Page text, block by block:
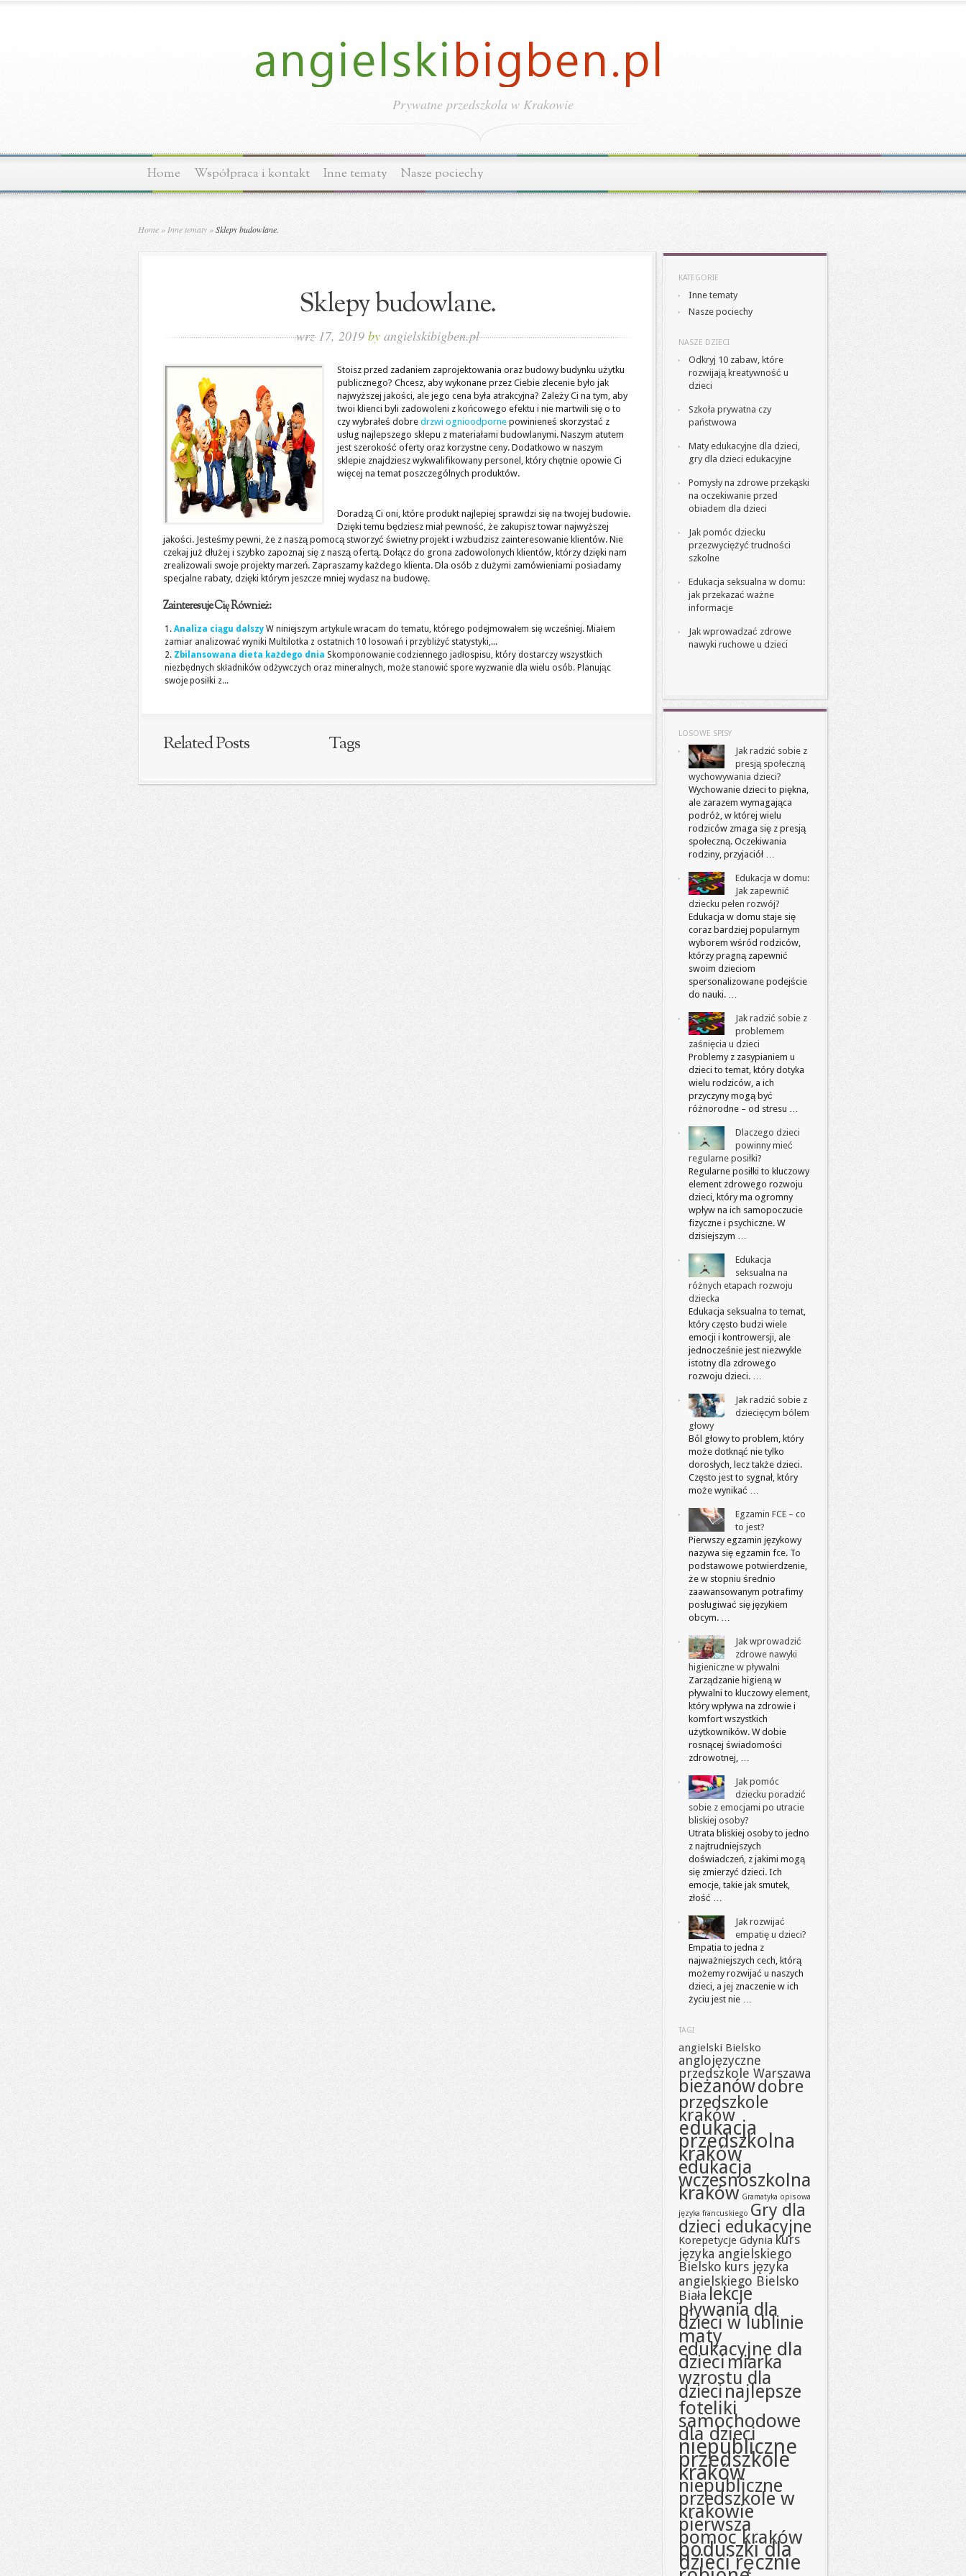
Prywatne przedszkola w Krakowie
Home Współpraca i kontakt Inne tematy Nasze pociechy
Home » Inne tematy »Sklepy budowlane.
Sklepy budowlane.
wrz 17, 2019 by angielskibigben.pl
Stoisz przed zadaniem zaprojektowania oraz budowy budynku użytku
publicznego? Chcesz, aby wykonane przez Ciebie zlecenie było jak
najwyższej jakości, ale jego cena była atrakcyjna? Zależy Ci na tym, aby
twoi klienci byli zadowoleni z końcowego efektu i nie martwili się o to
czy wybrałeś dobre drzwi ognioodporne powinieneś skorzystać z
usług najlepszego sklepu z materiałami budowlanymi. Naszym atutem
jest szerokość oferty oraz korzystne ceny. Dodatkowo w naszym
sklepie znajdziesz wykwalifikowany personel, który chętnie opowie Ci
więcej na temat poszczególnych produktów.
Doradzą Ci oni, które produkt najlepiej sprawdzi się na twojej budowie.
Dzięki temu będziesz miał pewność, że zakupisz towar najwyższej
jakości. Jesteśmy pewni, że z naszą pomocą stworzyć świetny projekt i wzbudzisz zainteresowanie klientów. Nie
czekaj już dłużej i szybko zapoznaj się z naszą ofertą. Dołącz do grona zadowolonych klientów, którzy dzięki nam
zrealizowali swoje projekty marzeń. Zapraszamy każdego klienta. Dla osób z dużymi zamówieniami posiadamy
specjalne rabaty, dzięki którym jeszcze mniej wydasz na budowę.
Zainteresuje Cię Również:
Analiza ciągu dalszy W niniejszym artykule wracam do tematu, którego podejmowałem się wcześniej. Miałem
zamiar analizować wyniki Multilotka z ostatnich 10 losowań i przybliżyć statystyki,...
Zbilansowana dieta każdego dnia Skomponowanie codziennego jadłospisu, który dostarczy wszystkich
niezbędnych składników odżywczych oraz mineralnych, może stanowić spore wyzwanie dla wielu osób. Planując
swoje posiłki z...
Related Posts Tags
KATEGORIE
Inne tematy
Nasze pociechy
NASZE DZIECI
Odkryj 10 zabaw, które
rozwijają kreatywność u
dzieci
Szkoła prywatna czy
państwowa
Maty edukacyjne dla dzieci,
gry dla dzieci edukacyjne
Pomysły na zdrowe przekąski
na oczekiwanie przed
obiadem dla dzieci
Jak pomóc dziecku
przezwyciężyć trudności
szkolne
Edukacja seksualna w domu:
jak przekazać ważne
informacje
Jak wprowadzać zdrowe
nawyki ruchowe u dzieci
LOSOWE SPISY
Jak radzić sobie z
presją społeczną
wychowywania dzieci?
Wychowanie dzieci to piękna,
ale zarazem wymagająca
podróż, w której wielu
rodziców zmaga się z presją
społeczną. Oczekiwania
rodziny, przyjaciół …
Edukacja w domu:
Jak zapewnić
dziecku pełen rozwój?
Edukacja w domu staje się
coraz bardziej popularnym
wyborem wśród rodziców,
którzy pragną zapewnić
swoim dzieciom
spersonalizowane podejście
do nauki. …
Jak radzić sobie z
problemem
zaśnięcia u dzieci
Problemy z zasypianiem u
dzieci to temat, który dotyka
wielu rodziców, a ich
przyczyny mogą być
różnorodne – od stresu …
Dlaczego dzieci
powinny mieć
regularne posiłki?
Regularne posiłki to kluczowy
element zdrowego rozwoju
dzieci, który ma ogromny
wpływ na ich samopoczucie
fizyczne i psychiczne. W
dzisiejszym …
Edukacja
seksualna na
różnych etapach rozwoju
dziecka
Edukacja seksualna to temat,
który często budzi wiele
emocji i kontrowersji, ale
jednocześnie jest niezwykle
istotny dla zdrowego
rozwoju dzieci. …
Jak radzić sobie z
dziecięcym bólem
głowy
Ból głowy to problem, który
może dotknąć nie tylko
dorosłych, lecz także dzieci.
Często jest to sygnał, który
może wynikać …
Egzamin FCE – co
to jest?
Pierwszy egzamin językowy
nazywa się egzamin fce. To
podstawowe potwierdzenie,
że w stopniu średnio
zaawansowanym potrafimy
posługiwać się językiem
obcym. …
Jak wprowadzić
zdrowe nawyki
higieniczne w pływalni
Zarządzanie higieną w
pływalni to kluczowy element,
który wpływa na zdrowie i
komfort wszystkich
użytkowników. W dobie
rosnącej świadomości
zdrowotnej, …
Jak pomóc
dziecku poradzić
sobie z emocjami po utracie
bliskiej osoby?
Utrata bliskiej osoby to jedno
z najtrudniejszych
doświadczeń, z jakimi mogą
się zmierzyć dzieci. Ich
emocje, takie jak smutek,
złość …
Jak rozwijać
empatię u dzieci?
Empatia to jedna z
najważniejszych cech, którą
możemy rozwijać u naszych
dzieci, a jej znaczenie w ich
życiu jest nie …
TAGI
angielski Bielsko
anglojęzyczne
przedszkole Warszawa
bieżanówdobre
przedszkole
kraków
edukacja
przedszkolna
kraków
edukacja
wczesnoszkolna
kraków Gramatyka opisowa
języka francuskiego Gry dla
dzieci edukacyjne
Korepetycje Gdynia kurs
języka angielskiego
Bielsko kurs języka
angielskiego Bielsko
Biała lekcje
pływania dla
dzieci w lublinie
maty
edukacyjne dla
dziecimiarka
wzrostu dla
dzieci najlepsze
foteliki
samochodowe
dla dzieci
niepubliczne
przedszkole
kraków
niepubliczne
przedszkole w
krakowie
pierwsza
pomoc kraków
poduszki dla
dzieci ręcznie